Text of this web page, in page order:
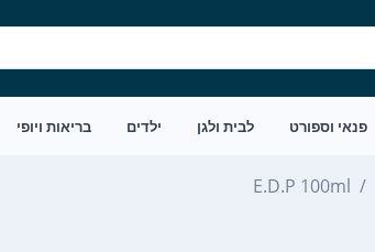
פנאי וספורט לבית ולגן ילדים בריאות ויופי
E.D.P 100ml